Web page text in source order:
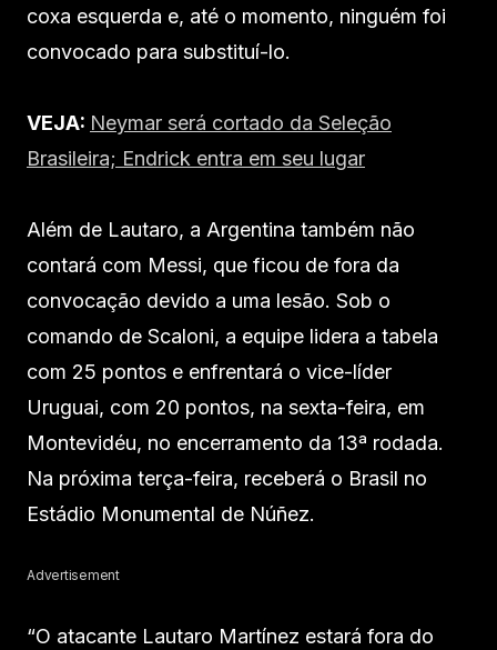
coxa esquerda e, até o momento, ninguém foi
convocado para substituí-lo.
VEJA: Neymar será cortado da Seleção
Brasileira; Endrick entra em seu lugar
Além de Lautaro, a Argentina também não
contará com Messi, que ficou de fora da
convocação devido a uma lesão. Sob o
comando de Scaloni, a equipe lidera a tabela
com 25 pontos e enfrentará o vice-líder
Uruguai, com 20 pontos, na sexta-feira, em
Montevidéu, no encerramento da 13ª rodada.
Na próxima terça-feira, receberá o Brasil no
Estádio Monumental de Núñez.
Advertisement
“O atacante Lautaro Martínez estará fora do